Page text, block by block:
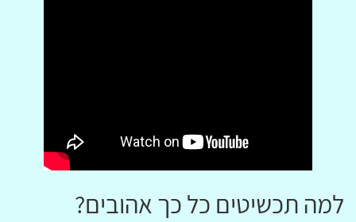
למה תכשיטים כל כך אהובים?